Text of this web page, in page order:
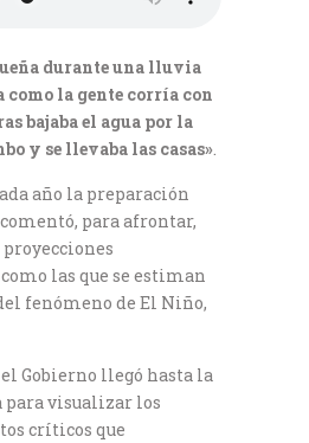
durante una lluvia
la gente corría con
bajaba el agua por la
y se llevaba las casas».
año la preparación
para afrontar,
las que se estiman
fenómeno de El Niño,
Gobierno llegó hasta la
visualizar los
críticos que